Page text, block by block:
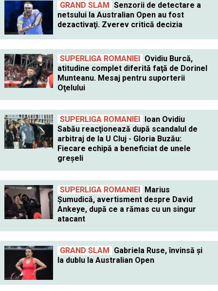
GRAND SLAM Senzorii de detectare a
netsului la Australian Open au fost
dezactivaţi. Zverev critică decizia
SUPERLIGA ROMANIEI Ovidiu Burcă,
atitudine complet diferită faţă de Dorinel
Munteanu. Mesaj pentru suporterii
Oţelului
SUPERLIGA ROMANIEI Ioan Ovidiu
Sabău reacţionează după scandalul de
arbitraj de la U Cluj - Gloria Buzău:
Fiecare echipă a beneficiat de unele
greşeli
SUPERLIGA ROMANIEI Marius
Şumudică, avertisment despre David
Ankeye, după ce a rămas cu un singur
atacant
GRAND SLAM Gabriela Ruse, învinsă şi
la dublu la Australian Open